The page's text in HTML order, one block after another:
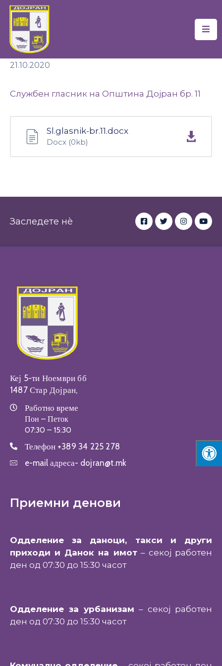
Почетна
Локална
Новости
Документи
21.10.2020
Службен гласник на Општина Дојран бр. 11
Sl.glasnik-br.11.docx
Docx (0kb)
Заследете нè
Кеј 5-ти Ноември бб
1487 Стар Дојран,
Работно време
Пон – Петок
07:30 – 15:30
Телефон +389 34 225 278
e-mail адреса- dojran@t.mk
Приемни денови
Одделение за даноци, такси и други
приходи и Данок на имот– секој работен
ден од 07:30 до 15:30 часот
Одделение за урбанизам – секој работен
ден од 07:30 до 15:30 часот